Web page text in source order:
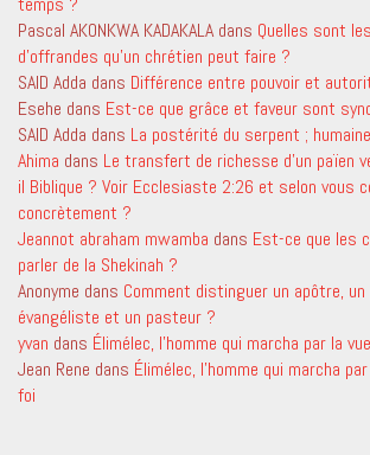
Pascal AKONKWA KADAKALA dans Quelles sont
d’offrandes qu’un chrétien peut faire ?
SAID Adda dans Différence entre pouvoir et
Esehe dans Est-ce que grâce et faveur sont
SAID Adda dans La postérité du serpent ;
Ahima dans Le transfert de richesse d’un païen
il Biblique ? Voir Ecclesiaste 2:26 et selon vous
concrètement ?
Jeannot abraham mwamba dans Est-ce que les
parler de la Shekinah ?
Anonyme dans Comment distinguer un apôtre, un
évangéliste et un pasteur ?
yvan dans Élimélec, l’homme qui marcha par la
Jean Rene dans Élimélec, l’homme qui marcha
foi